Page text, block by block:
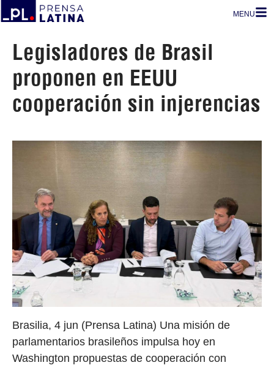
MENU
Legisladores de Brasil
proponen en EEUU
cooperación sin injerencias
Brasilia, 4 jun (Prensa Latina) Una misión de
parlamentarios brasileños impulsa hoy en
Washington propuestas de cooperación con